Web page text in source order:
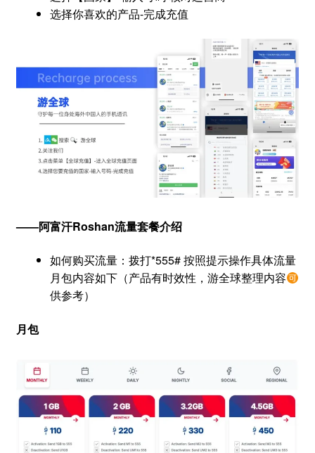
选择你喜欢的产品-完成充值
——阿富汗Roshan流量套餐介绍
如何购买流量：拨打*555# 按照提示操作具体流量
月包内容如下（产品有时效性，游全球整理内容
供参考）
月包